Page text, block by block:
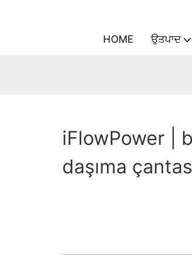
HOME ਉਤਪਾਦ
iFlowPower |
daşıma